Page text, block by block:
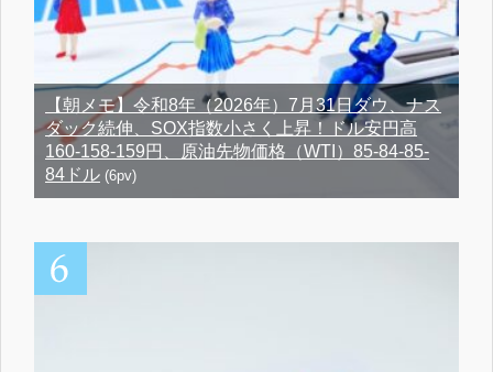
【朝メモ】令和8年（2026年）7月31日ダウ、ナス
ダック続伸、SOX指数小さく上昇！ドル安円高
160-158-159円、原油先物価格（WTI）85-84-85-
84ドル (6pv)